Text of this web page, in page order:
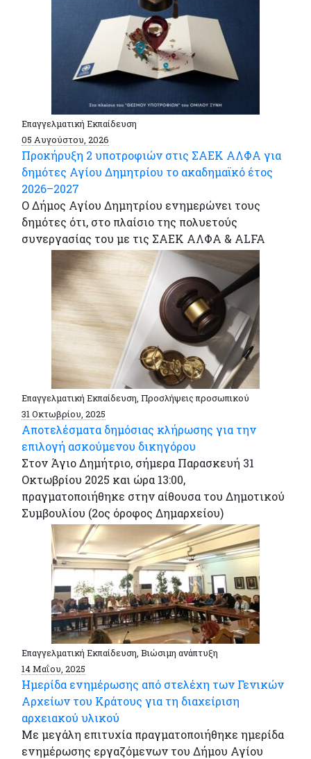
Επαγγελματική Εκπαίδευση
05 Αυγούστου, 2026
Προκήρυξη 2 υποτροφιών στις ΣΑΕΚ ΑΛΦΑ για
δημότες Αγίου Δημητρίου το ακαδημαϊκό έτος
2026–2027
Ο Δήμος Αγίου Δημητρίου ενημερώνει τους
δημότες ότι, στο πλαίσιο της πολυετούς
συνεργασίας του με τις ΣΑΕΚ ΑΛΦΑ & ALFA
Επαγγελματική Εκπαίδευση, Προσλήψεις προσωπικού
31 Οκτωβρίου, 2025
Αποτελέσματα δημόσιας κλήρωσης για την
επιλογή ασκούμενου δικηγόρου
Στον Άγιο Δημήτριο, σήμερα Παρασκευή 31
Οκτωβρίου 2025 και ώρα 13:00,
πραγματοποιήθηκε στην αίθουσα του Δημοτικού
Συμβουλίου (2ος όροφος Δημαρχείου)
Επαγγελματική Εκπαίδευση, Βιώσιμη ανάπτυξη
14 Μαΐου, 2025
Ημερίδα ενημέρωσης από στελέχη των Γενικών
Αρχείων του Κράτους για τη διαχείριση
αρχειακού υλικού
Με μεγάλη επιτυχία πραγματοποιήθηκε ημερίδα
ενημέρωσης εργαζόμενων του Δήμου Αγίου